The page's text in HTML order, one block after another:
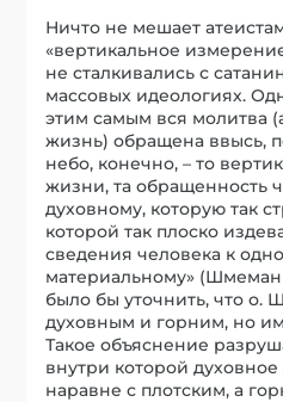
Ничто не мешает
«вертикальное
не сталкивались с
массовых идеологиях.
этим самым вся молитва
жизнь) обращена ввысь,
небо, конечно, – то
жизни, та обращенность
духовному, которую так
которой так плоско
сведения человека к
материальному»
было бы уточнить, что о.
духовным и горним, но
Такое объяснение
внутри которой духовное
наравне с плотским, а